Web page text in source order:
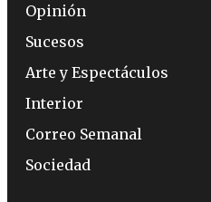
Opinión
Sucesos
Arte y Espectáculos
Interior
Correo Semanal
Sociedad